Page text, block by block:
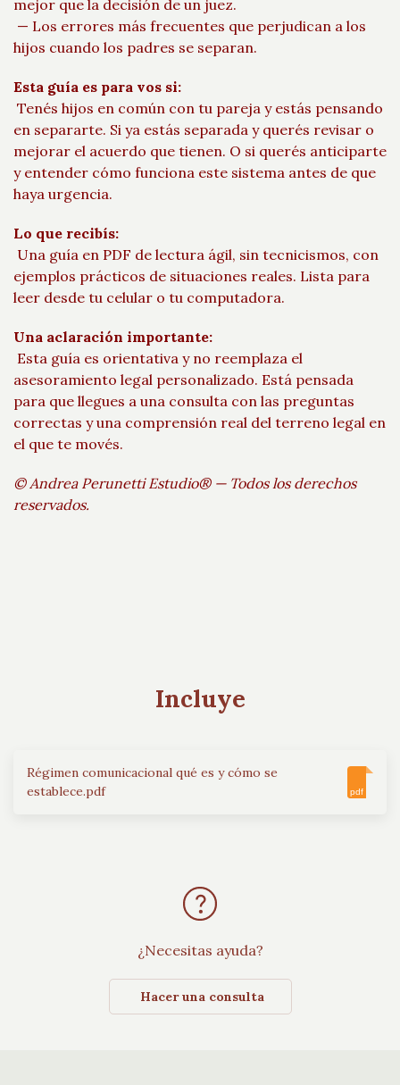
mejor que la decisión de un juez.
— Los errores más frecuentes que perjudican a los
hijos cuando los padres se separan.
Esta guía es para vos si:
Tenés hijos en común con tu pareja y estás pensando
en separarte. Si ya estás separada y querés revisar o
mejorar el acuerdo que tienen. O si querés anticiparte
y entender cómo funciona este sistema antes de que
haya urgencia.
Lo que recibís:
Una guía en PDF de lectura ágil, sin tecnicismos, con
ejemplos prácticos de situaciones reales. Lista para
leer desde tu celular o tu computadora.
Una aclaración importante:
Esta guía es orientativa y no reemplaza el
asesoramiento legal personalizado. Está pensada
para que llegues a una consulta con las preguntas
correctas y una comprensión real del terreno legal en
el que te movés.
© Andrea Perunetti Estudio® — Todos los derechos
reservados.
Incluye
Régimen comunicacional qué es y cómo se
establece.pdf
pdf
¿Necesitas ayuda?
Hacer una consulta